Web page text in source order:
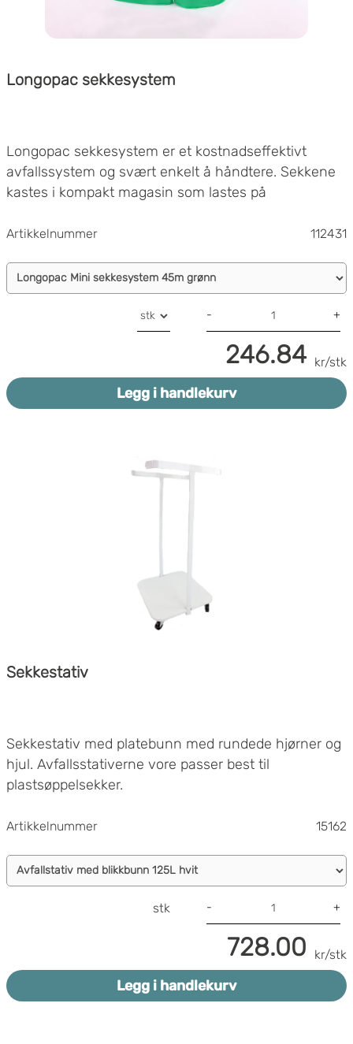
Longopac sekkesystem
Longopac sekkesystem er et kostnadseffektivt
avfallssystem og svært enkelt å håndtere. Sekkene
kastes i kompakt magasin som lastes på
Vi tilbyr utstyr og sekker i både Maxi-og Miniformat.
Artikkelnummer 112431
- +
246.84 kr/stk
Legg i handlekurv
Sekkestativ
Sekkestativ med platebunn med rundede hjørner og
hjul. Avfallsstativerne vore passer best til
plastsøppelsekker.
Artikkelnummer 15162
stk - +
728.00 kr/stk
Legg i handlekurv